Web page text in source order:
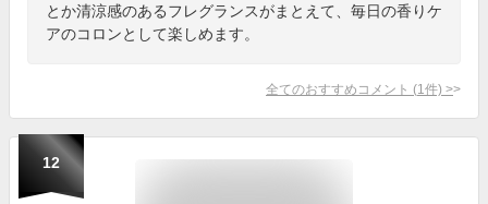
とか清涼感のあるフレグランスがまとえて、毎日の香りケ
アのコロンとして楽しめます。
全てのおすすめコメント (1 件) >
12